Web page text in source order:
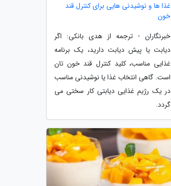
غذا ها و نوشیدنی هایی برای کنترل قند
خون
خبرنگاران - ترجمه از هدی بانکی: اگر
دیابت یا پیش دیابت دارید، یک برنامه
غذایی مناسب، کلید کنترل قند خون تان
است. گاهی انتخاب غذا یا نوشیدنی مناسب
در یک رژیم غذایی دیابتی کار سختی می
گردد.